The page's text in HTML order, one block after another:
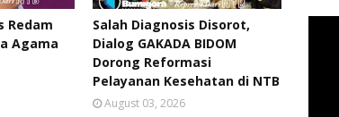
Redam
Agama
Salah Diagnosis Disorot,
Dialog GAKADA BIDOM
Dorong Reformasi
Pelayanan Kesehatan di NTB
August 03, 2026